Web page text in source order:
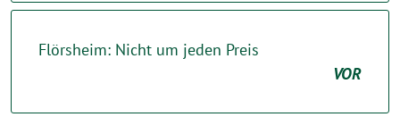
Flörsheim: Nicht um jeden Preis
VOR